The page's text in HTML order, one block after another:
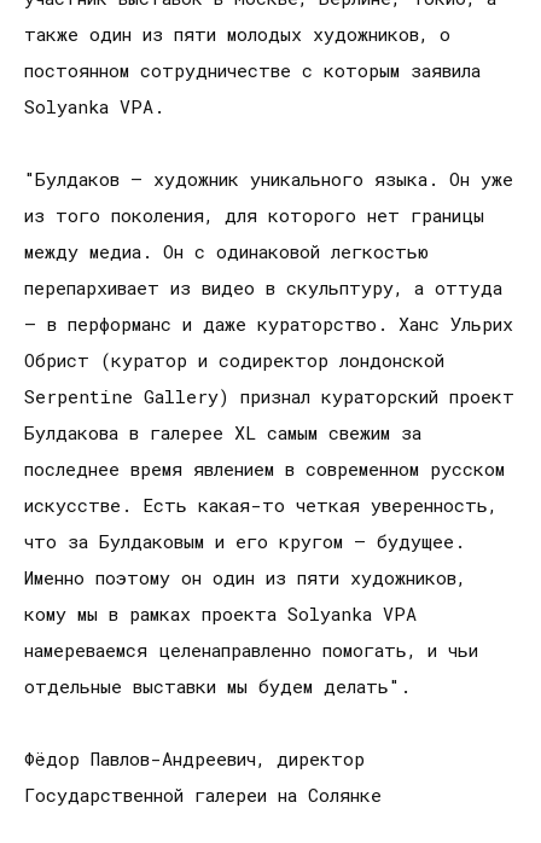
также один из пяти молодых художников, о
постоянном сотрудничестве с которым заявила
Solyanka VPA.
"Булдаков – художник уникального языка. Он уже
из того поколения, для которого нет границы
между медиа. Он с одинаковой легкостью
перепархивает из видео в скульптуру, а оттуда
– в перформанс и даже кураторство. Ханс Ульрих
Обрист (куратор и содиректор лондонской
Serpentine Gallery) признал кураторский проект
Булдакова в галерее XL самым свежим за
последнее время явлением в современном русском
искусстве. Есть какая-то четкая уверенность,
что за Булдаковым и его кругом – будущее.
Именно поэтому он один из пяти художников,
кому мы в рамках проекта Solyanka VPA
намереваемся целенаправленно помогать, и чьи
отдельные выставки мы будем делать".
Фёдор Павлов-Андреевич, директор
Государственной галереи на Солянке